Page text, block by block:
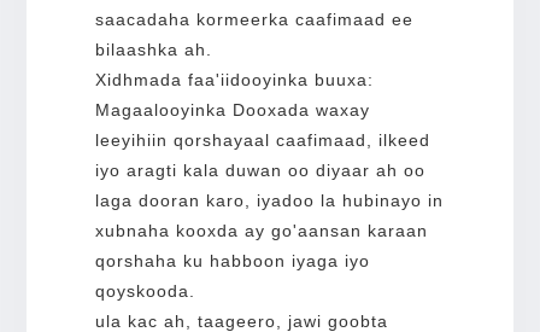
saacadaha kormeerka caafimaad ee
bilaashka ah.
Xidhmada faa'iidooyinka buuxa:
Magaalooyinka Dooxada waxay
leeyihiin qorshayaal caafimaad, ilkeed
iyo aragti kala duwan oo diyaar ah oo
laga dooran karo, iyadoo la hubinayo in
xubnaha kooxda ay go'aansan karaan
qorshaha ku habboon iyaga iyo
qoyskooda.
ula kac ah, taageero, jawi goobta